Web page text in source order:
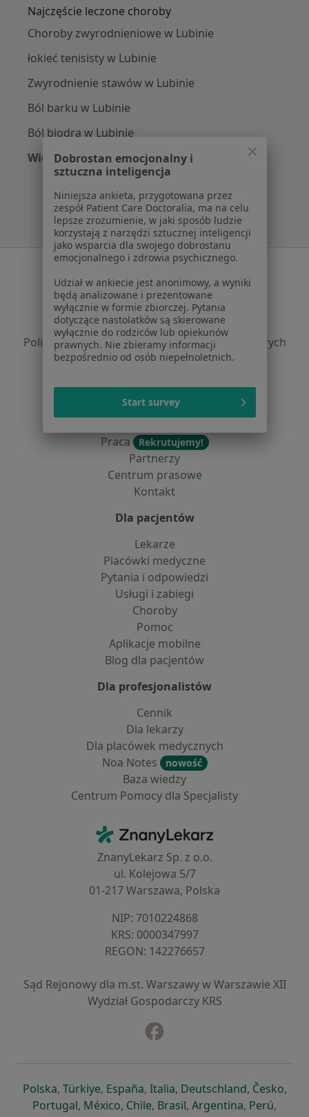
Najczęście leczone choroby
Choroby zwyrodnieniowe w Lubinie
łokieć tenisisty w Lubinie
Zwyrodnienie stawów w Lubinie
Ból barku w Lubinie
Ból biodra w Lubinie
Więcej (15)
Więcej w kategorii: Najczęście leczone
Serwis
Regulamin
Polityka prywatności pacjentów
Polityka prywatności profesjonalistów
Polityka prywatności dla profesjonalistów, których
dane pozyskaliśmy samodzielnie
Jak działają wyniki wyszukiwania
Dostępność
Praca
Rekrutujemy!
Partnerzy
Centrum prasowe
Kontakt
Dla pacjentów
Lekarze
Placówki medyczne
Pytania i odpowiedzi
Usługi i zabiegi
Choroby
Pomoc
Aplikacje mobilne
Blog dla pacjentów
Dla profesjonalistów
Cennik
Dla lekarzy
Dla placówek medycznych
Noa Notes
nowość
Baza wiedzy
Centrum Pomocy dla Specjalisty
ZnanyLekarz - Strona główna
ZnanyLekarz Sp. z o.o.
ul. Kolejowa 5/7
01-217 Warszawa, Polska
NIP: ⁠7010224868
KRS: ⁠0000347997
REGON: ⁠142276657
Sąd Rejonowy dla m.st. Warszawy w Warszawie XII
Wydział Gospodarczy KRS
Polskaotwiera się w nowej karcie
, Türkiyeotwiera się w nowej karcie
, Españaotwiera się w nowej karcie
, Italiaotwiera się w nowej
, Deutschlandotwiera się
, Česko,
Portugalotwiera się w nowej karcie
, Méxicootwiera się w nowej karcie
, Chileotwiera się w nowej karcie
, Brasilotwiera się w nowej
, Argentinaotwiera się
, Perú,
Dobrostan emocjonalny i
sztuczna inteligencja
Niniejsza ankieta, przygotowana przez
zespół Patient Care Doctoralia, ma na celu
lepsze zrozumienie, w jaki sposób ludzie
korzystają z narzędzi sztucznej inteligencji
jako wsparcia dla swojego dobrostanu
emocjonalnego i zdrowia psychicznego.
Udział w ankiecie jest anonimowy, a wyniki
będą analizowane i prezentowane
wyłącznie w formie zbiorczej. Pytania
dotyczące nastolatków są skierowane
wyłącznie do rodziców lub opiekunów
prawnych. Nie zbieramy informacji
bezpośrednio od osób niepełnoletnich.
Start survey